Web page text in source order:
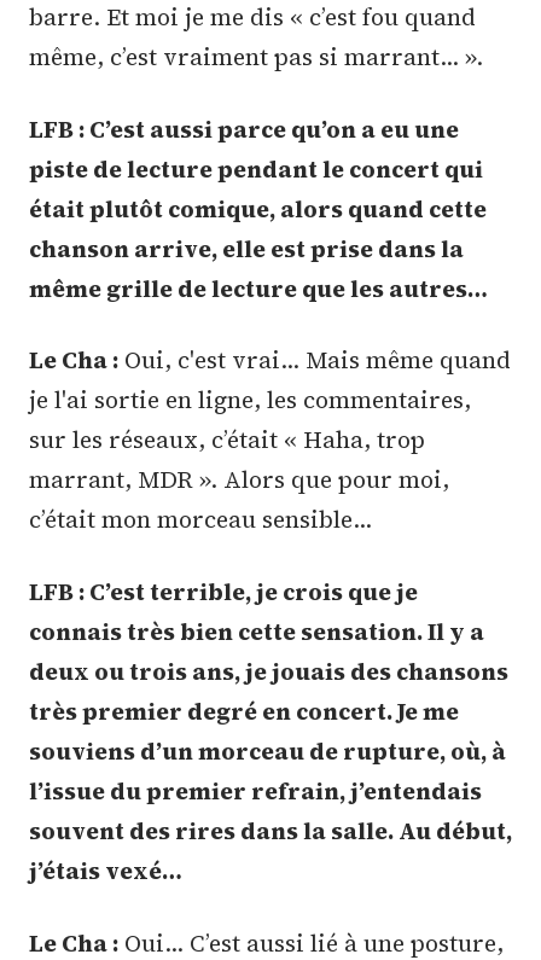
barre. Et moi je me dis « c’est fou quand
même, c’est vraiment pas si marrant… ».
LFB : C’est aussi parce qu’on a eu une
piste de lecture pendant le concert qui
était plutôt comique, alors quand cette
chanson arrive, elle est prise dans la
même grille de lecture que les autres…
Le Cha : Oui, c'est vrai… Mais même quand
je l'ai sortie en ligne, les commentaires,
sur les réseaux, c’était « Haha, trop
marrant, MDR ». Alors que pour moi,
c’était mon morceau sensible…
LFB : C’est terrible, je crois que je
connais très bien cette sensation. Il y a
deux ou trois ans, je jouais des chansons
très premier degré en concert. Je me
souviens d’un morceau de rupture, où, à
l’issue du premier refrain, j’entendais
souvent des rires dans la salle. Au début,
j’étais vexé…
Le Cha : Oui… C’est aussi lié à une posture,